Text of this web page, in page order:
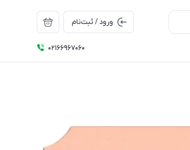
ورود / ثبت‌نام
۰۲۱66967060